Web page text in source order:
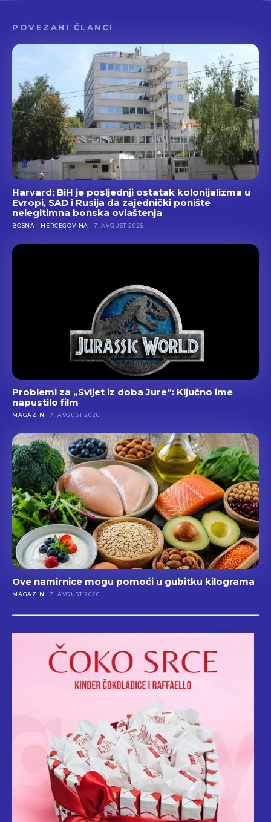
POVEZANI ČLANCI
Harvard: BiH je posljednji ostatak kolonijalizma u
Evropi, SAD i Rusija da zajednički ponište
nelegitimna bonska ovlaštenja
BOSNA I HERCEGOVINA 7. AVGUST 2026.
Problemi za „Svijet iz doba Jure“: Ključno ime
napustilo film
MAGAZIN 7. AVGUST 2026.
Ove namirnice mogu pomoći u gubitku kilograma
MAGAZIN 7. AVGUST 2026.